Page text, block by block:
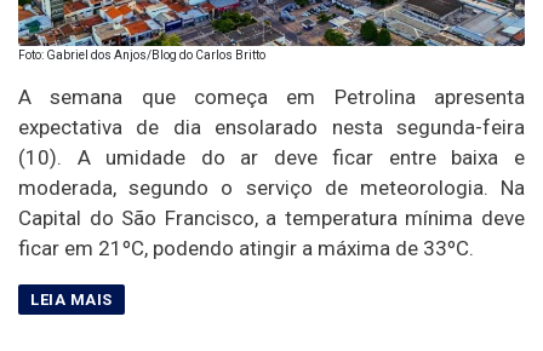
Foto: Gabriel dos Anjos/Blog do Carlos Britto
A semana que começa em Petrolina apresenta
expectativa de dia ensolarado nesta segunda-feira
(10). A umidade do ar deve ficar entre baixa e
moderada, segundo o serviço de meteorologia. Na
Capital do São Francisco, a temperatura mínima deve
ficar em 21ºC, podendo atingir a máxima de 33ºC.